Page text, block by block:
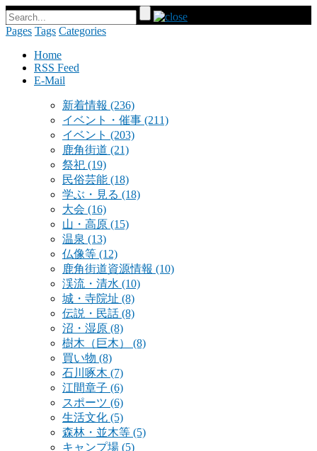
Pages Tags Categories
Home
RSS Feed
E-Mail
新着情報 (236)
イベント・催事 (211)
イベント (203)
鹿角街道 (21)
祭祀 (19)
民俗芸能 (18)
学ぶ・見る (18)
大会 (16)
山・高原 (15)
温泉 (13)
仏像等 (12)
鹿角街道資源情報 (10)
渓流・清水 (10)
城・寺院址 (8)
伝説・民話 (8)
沼・湿原 (8)
樹木（巨木） (8)
買い物 (8)
石川啄木 (7)
江間章子 (6)
スポーツ (6)
生活文化 (5)
森林・並木等 (5)
キャンプ場 (5)